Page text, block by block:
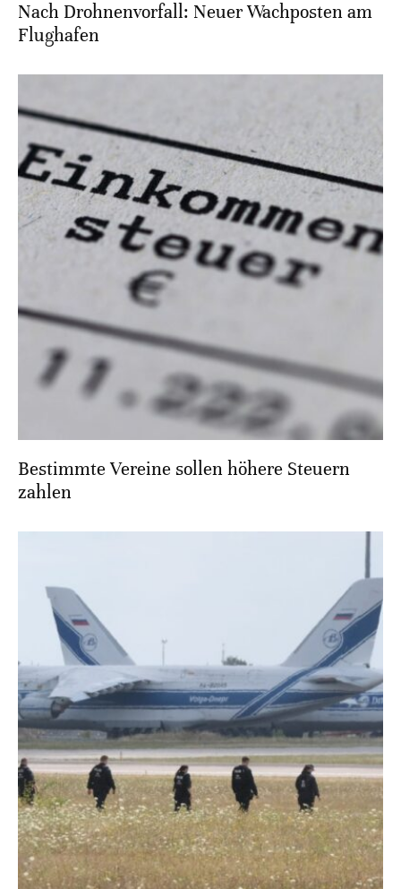
Nach Drohnenvorfall: Neuer Wachposten am
Flughafen
Bestimmte Vereine sollen höhere Steuern
zahlen